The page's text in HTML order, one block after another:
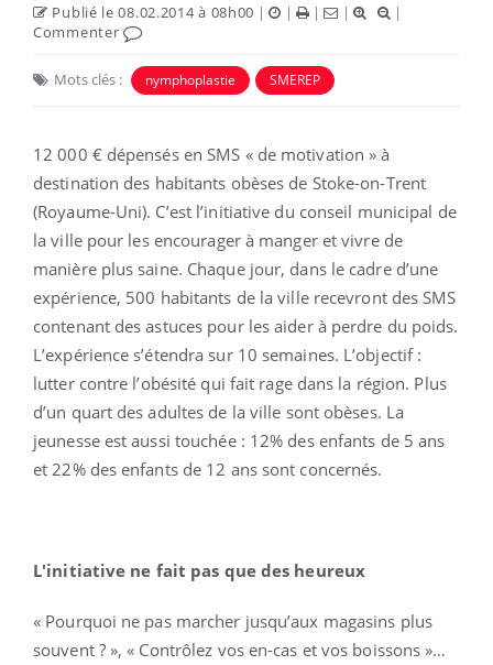
Publié le 08.02.2014 à 08h00 | | | |
|
Commenter
Mots clés : nymphoplastie SMEREP
12 000 € dépensés en SMS « de motivation » à
destination des habitants obèses de Stoke-on-Trent
(Royaume-Uni). C’est l’initiative du conseil municipal de
la ville pour les encourager à manger et vivre de
manière plus saine. Chaque jour, dans le cadre d’une
expérience, 500 habitants de la ville recevront des SMS
contenant des astuces pour les aider à perdre du poids.
L’expérience s’étendra sur 10 semaines. L’objectif :
lutter contre l’obésité qui fait rage dans la région. Plus
d’un quart des adultes de la ville sont obèses. La
jeunesse est aussi touchée : 12% des enfants de 5 ans
et 22% des enfants de 12 ans sont concernés.
L'initiative ne fait pas que des heureux
« Pourquoi ne pas marcher jusqu’aux magasins plus
souvent ? », « Contrôlez vos en-cas et vos boissons »…